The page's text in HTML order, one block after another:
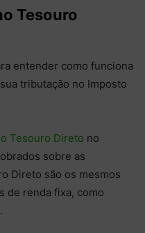
Tesouro
entender como funciona
tributação no Imposto
Tesouro Direto no
sobre as
Direto são os mesmos
de renda fixa, como